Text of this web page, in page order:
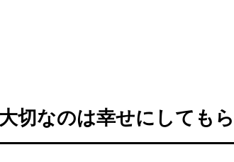
大切なのは幸せにしても